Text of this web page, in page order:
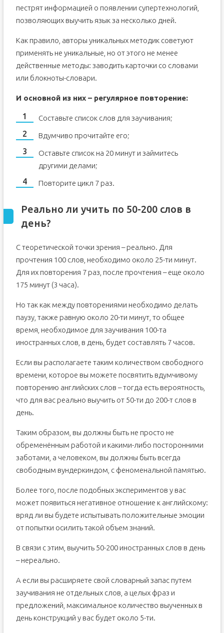
пестрят информацией о появлении супертехнологий,
позволяющих выучить язык за несколько дней.
Как правило, авторы уникальных методик советуют
применять не уникальные, но от этого не менее
действенные методы: заводить карточки со словами
или блокноты-словари.
И основной из них – регулярное повторение:
Составьте список слов для заучивания;
Вдумчиво прочитайте его;
Оставьте список на 20 минут и займитесь
другими делами;
Повторите цикл 7 раз.
Реально ли учить по 50-200 слов в
день?
С теоретической точки зрения – реально. Для
прочтения 100 слов, необходимо около 25-ти минут.
Для их повторения 7 раз, после прочтения – еще около
175 минут (3 часа).
Но так как между повторениями необходимо делать
паузу, также равную около 20-ти минут, то общее
время, необходимое для заучивания 100-та
иностранных слов, в день, будет составлять 7 часов.
Если вы располагаете таким количеством свободного
времени, которое вы можете посвятить вдумчивому
повторению английских слов – тогда есть вероятность,
что для вас реально выучить от 50-ти до 200-т слов в
день.
Таким образом, вы должны быть не просто не
обременённым работой и какими-либо посторонними
заботами, а человеком, вы должны быть всегда
свободным вундеркиндом, с феноменальной памятью.
Более того, после подобных экспериментов у вас
может появиться негативное отношение к английскому:
вряд ли вы будете испытывать положительные эмоции
от попытки осилить такой объем знаний.
В связи с этим, выучить 50-200 иностранных слов в день
– нереально.
А если вы расширяете свой словарный запас путем
заучивания не отдельных слов, а целых фраз и
предложений, максимальное количество выученных в
день конструкций у вас будет около 5-ти.